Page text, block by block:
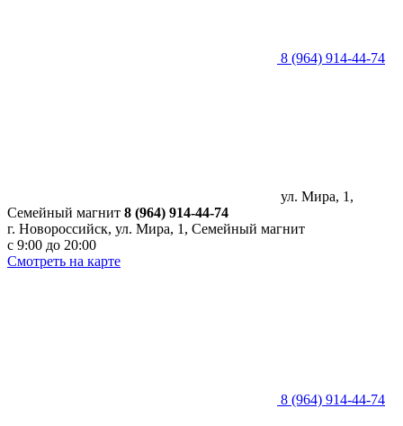
8 (964) 914-44-74
ул. Мира, 1,
Семейный магнит 8 (964) 914-44-74
г. Новороссийск, ул. Мира, 1, Семейный магнит
с 9:00 до 20:00
Смотреть на карте
8 (964) 914-44-74